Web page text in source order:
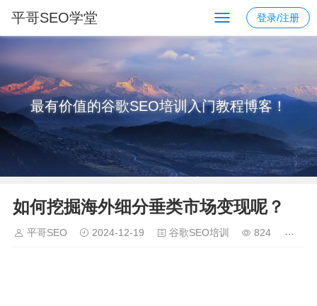
平哥SEO学堂 登录/注册
最有价值的谷歌SEO培训入门教程博客！
如何挖掘海外细分垂类市场变现呢？
平哥SEO 2024-12-19 谷歌SEO培训 824